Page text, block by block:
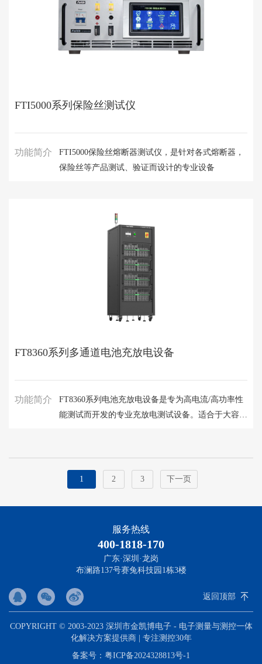
FTI5000系列保险丝测试仪
功能简介
FTI5000保险丝熔断器测试仪，是针对各式熔断器，
保险丝等产品测试、验证而设计的专业设备
FT8360系列多通道电池充放电设备
功能简介
FT8360系列电池充放电设备是专为高电流/高功率性
能测试而开发的专业充放电测试设备。适合于大容量
1 2 3 下一页
服务热线
400-1818-170
广东·深圳·龙岗
布澜路137号赛兔科技园1栋3楼
返回顶部
COPYRIGHT © 2003-2023 深圳市金凯博电子 - 电子测量与测控一体
化解决方案提供商 | 专注测控30年
备案号： 粤ICP备2024328813号-1